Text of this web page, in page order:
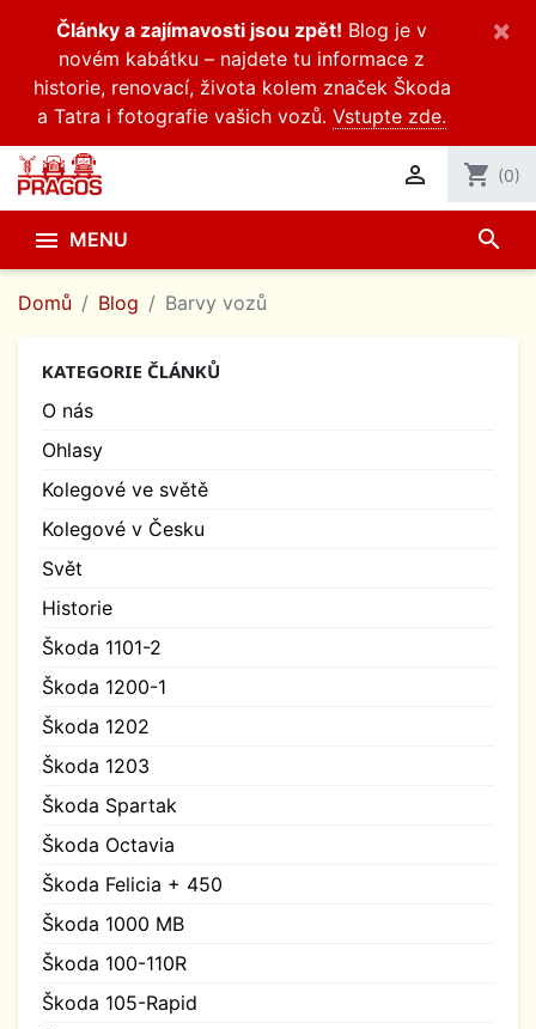
Články a zajímavosti jsou zpět! Blog je v
novém kabátku – najdete tu informace z
historie, renovací, života kolem značek Škoda
a Tatra i fotografie vašich vozů. Vstupte zde.
×
 shopping_cart (0)
 MENU search
Domů Blog Barvy vozů
KATEGORIE ČLÁNKŮ
O nás
Ohlasy
Kolegové ve světě
Kolegové v Česku
Svět
Historie
Škoda 1101-2
Škoda 1200-1
Škoda 1202
Škoda 1203
Škoda Spartak
Škoda Octavia
Škoda Felicia + 450
Škoda 1000 MB
Škoda 100-110R
Škoda 105-Rapid